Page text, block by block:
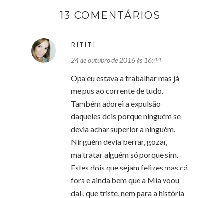
13 COMENTÁRIOS
RITITI
24 de outubro de 2016 às 16:44
Opa eu estava a trabalhar mas já
me pus ao corrente de tudo.
Também adorei a expulsão
daqueles dois porque ninguém se
devia achar superior a ninguém.
Ninguém devia berrar, gozar,
maltratar alguém só porque sim.
Estes dois que sejam felizes mas cá
fora e ainda bem que a Mia voou
dali, que triste, nem para a história